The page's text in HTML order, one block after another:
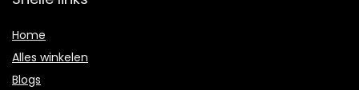
Home
Alles winkelen
Blogs